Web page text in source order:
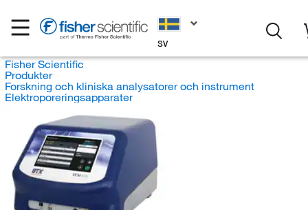
SV
Fisher Scientific
Produkter
Forskning och kliniska analysatorer och instrument
Elektroporeringsapparater